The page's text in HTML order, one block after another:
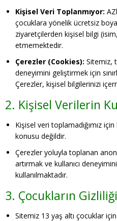
Kişisel Veri Toplanmıyor:
çocuklara yönelik ücretsiz
ziyaretçilerden kişisel bilgi
etmemektedir.
Çerezler (Cookies): Sitemiz,
deneyimini geliştirmek için
Çerezler, kişisel bilgilerinizi
2. Kişisel Verilerin
Kişisel veri toplamadığımız
konusu değildir.
Çerezler yoluyla toplanan
artırmak ve kullanıcı
kullanılmaktadır.
3. Çocukların Gizliliği
Sitemiz 13 yaş altı çocuklar